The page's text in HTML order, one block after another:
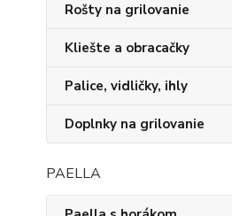
Rošty na grilovanie
Kliešte a obracačky
Palice, vidličky, ihly
Doplnky na grilovanie
PAELLA